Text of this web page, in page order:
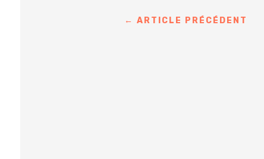
←ARTICLE PRÉCÉDENT